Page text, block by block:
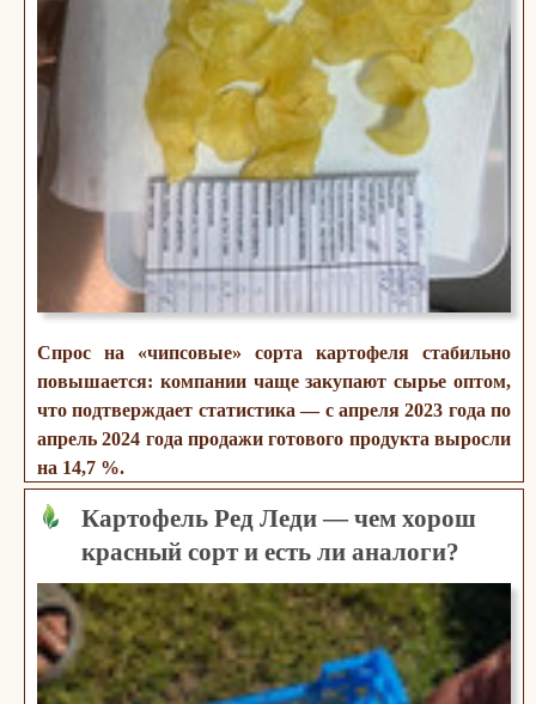
Спрос на «чипсовые» сорта картофеля стабильно
повышается: компании чаще закупают сырье оптом,
что подтверждает статистика — с апреля 2023 года по
апрель 2024 года продажи готового продукта выросли
на 14,7 %.
Картофель Ред Леди — чем хорош
красный сорт и есть ли аналоги?